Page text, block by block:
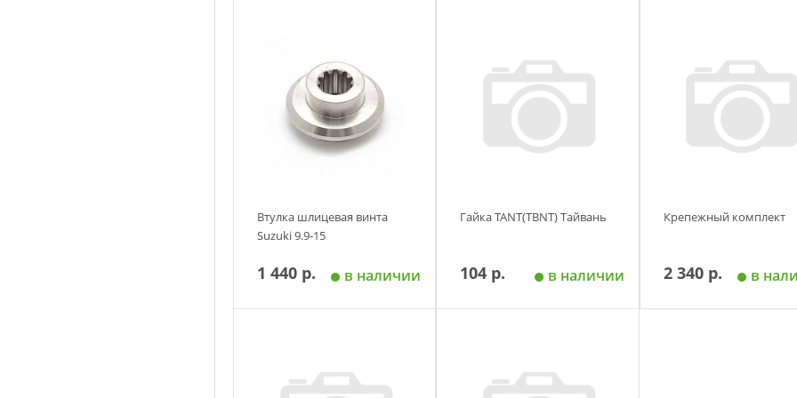
Втулка шлицевая винта
Suzuki 9.9-15
1 440 р. в наличии
Гайка TANT(TBNT) Тайвань
104 р. в наличии
Крепежный комплект
2 340 р. в